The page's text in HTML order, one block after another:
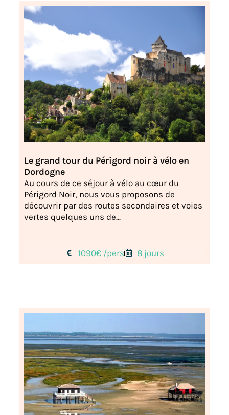
Le grand tour du Périgord noir à vélo en
Dordogne
Au cours de ce séjour à vélo au cœur du
Périgord Noir, nous vous proposons de
découvrir par des routes secondaires et voies
vertes quelques uns de...
1090€ /pers 8 jours